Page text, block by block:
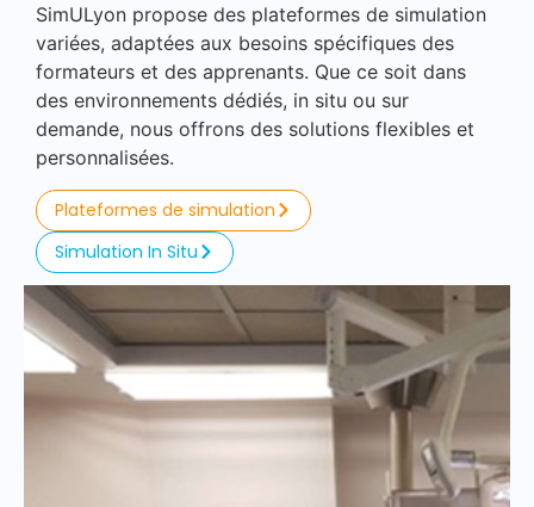
SimULyon propose des plateformes de simulation
variées, adaptées aux besoins spécifiques des
formateurs et des apprenants. Que ce soit dans
des environnements dédiés, in situ ou sur
demande, nous offrons des solutions flexibles et
personnalisées.
Plateformes de simulation
Simulation In Situ